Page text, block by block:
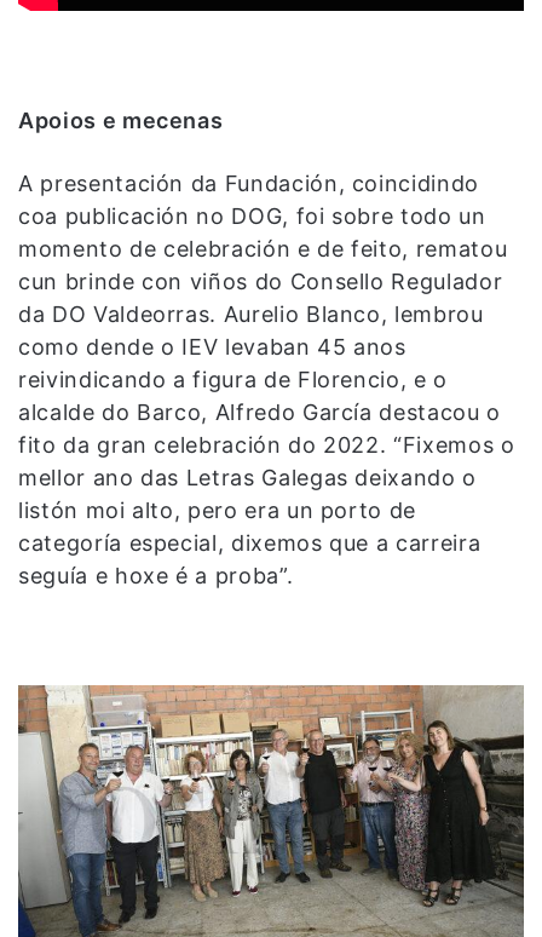
Apoios e mecenas
A presentación da Fundación, coincidindo
coa publicación no DOG, foi sobre todo un
momento de celebración e de feito, rematou
cun brinde con viños do Consello Regulador
da DO Valdeorras. Aurelio Blanco, lembrou
como dende o IEV levaban 45 anos
reivindicando a figura de Florencio, e o
alcalde do Barco, Alfredo García destacou o
fito da gran celebración do 2022. “Fixemos o
mellor ano das Letras Galegas deixando o
listón moi alto, pero era un porto de
categoría especial, dixemos que a carreira
seguía e hoxe é a proba”.